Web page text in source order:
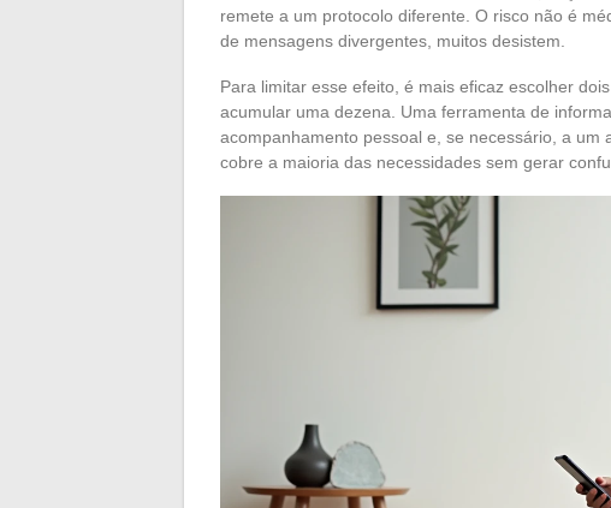
remete a um protocolo diferente. O risco não é
de mensagens divergentes, muitos desistem.
Para limitar esse efeito, é mais eficaz escolher
acumular uma dezena. Uma ferramenta de
acompanhamento pessoal e, se necessário, a um
cobre a maioria das necessidades sem gerar